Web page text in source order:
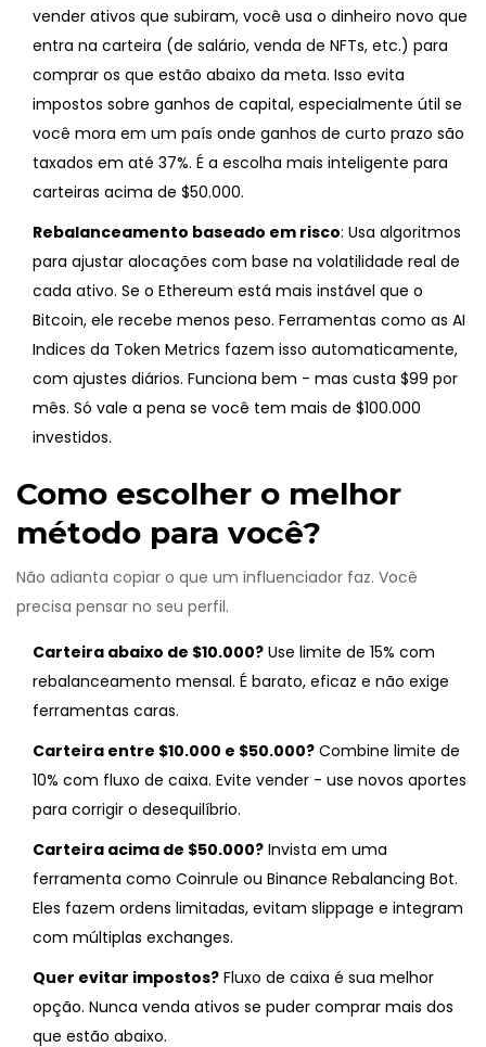
vender ativos que subiram, você usa o dinheiro novo que
entra na carteira (de salário, venda de NFTs, etc.) para
comprar os que estão abaixo da meta. Isso evita
impostos sobre ganhos de capital, especialmente útil se
você mora em um país onde ganhos de curto prazo são
taxados em até 37%. É a escolha mais inteligente para
carteiras acima de $50.000.
Rebalanceamento baseado em risco: Usa algoritmos
para ajustar alocações com base na volatilidade real de
cada ativo. Se o Ethereum está mais instável que o
Bitcoin, ele recebe menos peso. Ferramentas como as AI
Indices da Token Metrics fazem isso automaticamente,
com ajustes diários. Funciona bem - mas custa $99 por
mês. Só vale a pena se você tem mais de $100.000
investidos.
Como escolher o melhor
método para você?
Não adianta copiar o que um influenciador faz. Você
precisa pensar no seu perfil.
Carteira abaixo de $10.000? Use limite de 15% com
rebalanceamento mensal. É barato, eficaz e não exige
ferramentas caras.
Carteira entre $10.000 e $50.000? Combine limite de
10% com fluxo de caixa. Evite vender - use novos aportes
para corrigir o desequilíbrio.
Carteira acima de $50.000? Invista em uma
ferramenta como Coinrule ou Binance Rebalancing Bot.
Eles fazem ordens limitadas, evitam slippage e integram
com múltiplas exchanges.
Quer evitar impostos? Fluxo de caixa é sua melhor
opção. Nunca venda ativos se puder comprar mais dos
que estão abaixo.